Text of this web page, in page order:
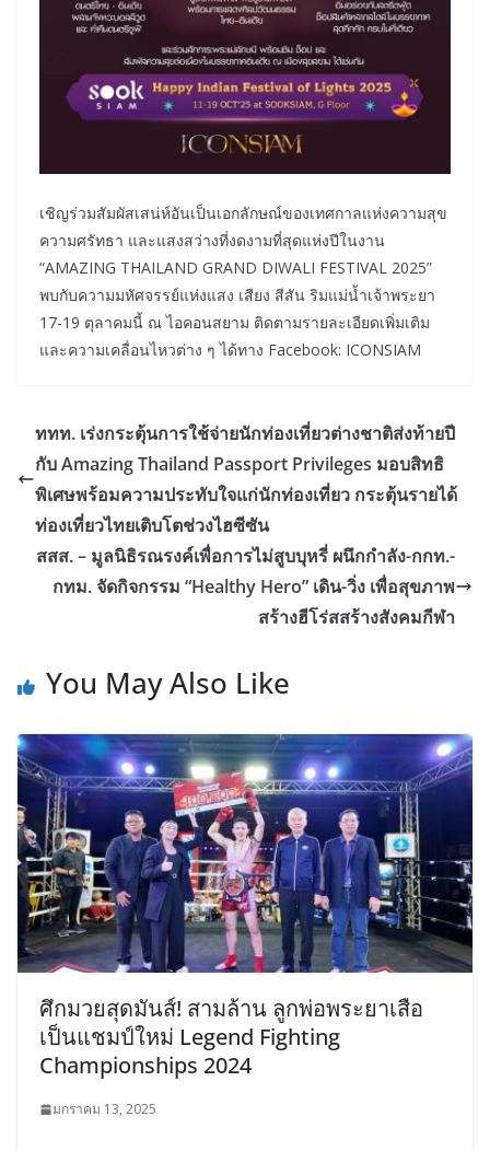
เชิญร่วมสัมผัสเสน่ห์อันเป็นเอกลักษณ์ของเทศกาลแห่งความสุข
ความศรัทธา และแสงสว่างที่งดงามที่สุดแห่งปีในงาน
“AMAZING THAILAND GRAND DIWALI FESTIVAL 2025”
พบกับความมหัศจรรย์แห่งแสง เสียง สีสัน ริมแม่น้ำเจ้าพระยา
17-19 ตุลาคมนี้ ณ ไอคอนสยาม ติดตามรายละเอียดเพิ่มเติม
และความเคลื่อนไหวต่าง ๆ ได้ทาง Facebook: ICONSIAM
‎ททท. เร่งกระตุ้นการใช้จ่ายนักท่องเที่ยวต่างชาติส่งท้ายปี
กับ Amazing Thailand Passport Privileges ‎มอบสิทธิ
พิเศษพร้อมความประทับใจแก่นักท่องเที่ยว กระตุ้นรายได้
ท่องเที่ยวไทยเติบโตช่วงไฮซีซัน
สสส. – มูลนิธิรณรงค์เพื่อการไม่สูบบุหรี่ ผนึกกำลัง-กกท.-
กทม. จัดกิจกรรม “Healthy Hero” เดิน-วิ่ง เพื่อสุขภาพ
สร้างฮีโร่สสร้างสังคมกีฬา
You May Also Like
ศึกมวยสุดมันส์! สามล้าน ลูกพ่อพระยาเสือ
เป็นแชมป์ใหม่ Legend Fighting
Championships 2024
มกราคม 13, 2025